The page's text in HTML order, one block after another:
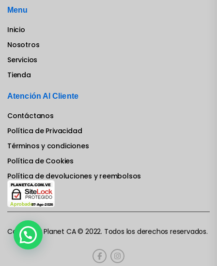
Menu
Inicio
Nosotros
Servicios
Tienda
Atención Al Cliente
Contáctanos
Política de Privacidad
Términos y condiciones
Política de Cookies
Política de devoluciones y reembolsos
Computer Planet CA © 2022. Todos los derechos reservados.